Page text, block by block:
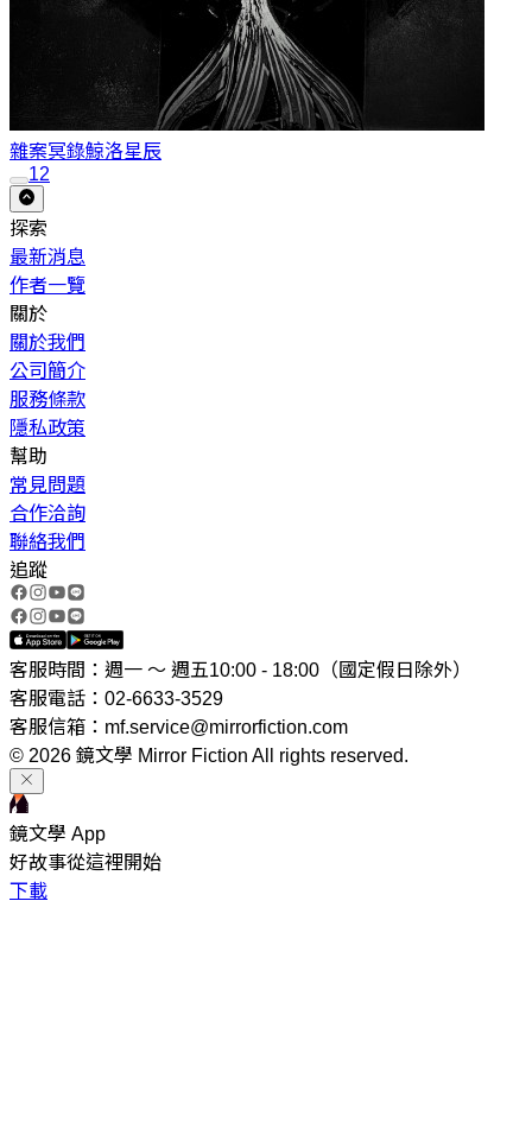
雜案冥錄鯨洛星辰
12
探索
最新消息
作者一覽
關於
關於我們
公司簡介
服務條款
隱私政策
幫助
常見問題
合作洽詢
聯絡我們
追蹤
客服時間：週一 ～ 週五10:00 - 18:00（國定假日除外）
客服電話：02-6633-3529
客服信箱：mf.service@mirrorfiction.com
© 2026 鏡文學 Mirror Fiction All rights reserved.
鏡文學 App
好故事從這裡開始
下載